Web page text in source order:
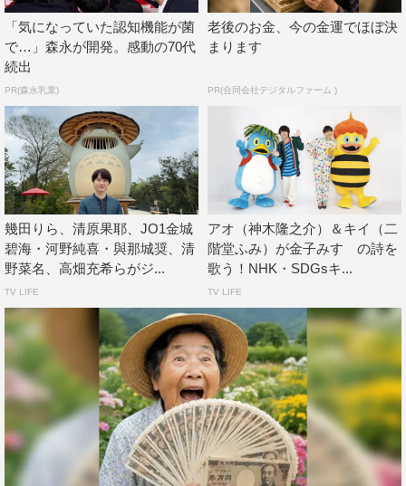
King & Prince Little Glee Monster
横山だいすけ 神木隆之介
「気になっていた認知機能が菌
で…」森永が開発。感動の70代
続出
PR(森永乳業)
老後のお金、今の金運でほぼ決
まります
PR(合同会社デジタルファーム )
幾田りら、清原果耶、JO1金城
碧海・河野純喜・與那城奨、清
野菜名、高畑充希らがジ...
TV LIFE
アオ（神木隆之介）＆キイ（二
階堂ふみ）が金子みすゞの詩を
歌う！NHK・SDGsキ...
TV LIFE